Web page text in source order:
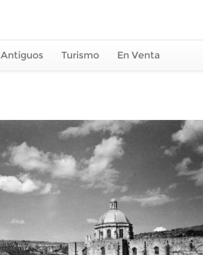
Turismo En Venta